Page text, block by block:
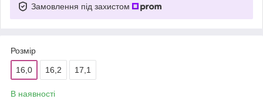
Замовлення під захистом
Розмір
16,0 16,2 17,1
В наявності